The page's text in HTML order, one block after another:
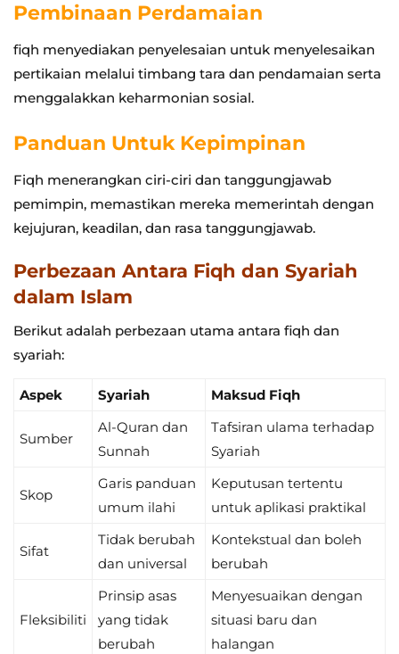
Pembinaan Perdamaian
fiqh menyediakan penyelesaian untuk menyelesaikan
pertikaian melalui timbang tara dan pendamaian serta
menggalakkan keharmonian sosial.
Panduan Untuk Kepimpinan
Fiqh menerangkan ciri-ciri dan tanggungjawab
pemimpin, memastikan mereka memerintah dengan
kejujuran, keadilan, dan rasa tanggungjawab.
Perbezaan Antara Fiqh dan Syariah
dalam Islam
Berikut adalah perbezaan utama antara fiqh dan
syariah:
Aspek Syariah Maksud Fiqh
Sumber
Al-Quran dan
Sunnah
Tafsiran ulama terhadap
Syariah
Skop
Garis panduan
umum ilahi
Keputusan tertentu
untuk aplikasi praktikal
Sifat
Tidak berubah
dan universal
Kontekstual dan boleh
berubah
Fleksibiliti
Prinsip asas
yang tidak
berubah
Menyesuaikan dengan
situasi baru dan
halangan